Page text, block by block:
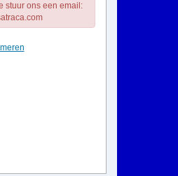
stuur ons een email: